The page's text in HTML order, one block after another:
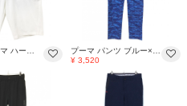
【美品】プーマ ハーフパンツ 白 DRYCELL 後ろウエストゴム ナイロン混 メンズ M ゴルフウェア PUMA
プーマ パンツ ブルー×パープル 迷彩風 カモフラ ティー装着可 メンズ XL ゴルフウェア PUMA
¥ 3,520